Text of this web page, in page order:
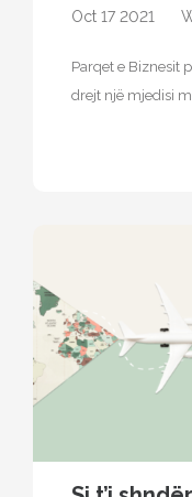
Oct 17 2021
Parqet e Biznesit
drejt një mjedisi